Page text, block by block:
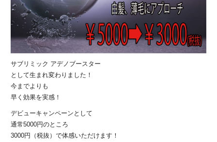
サブリミック アデノブースター
として生まれ変わりました！
今までよりも
早く効果を実感！
デビューキャンペーンとして
通常5000円のところ
3000円（税抜）で体感いただけます！